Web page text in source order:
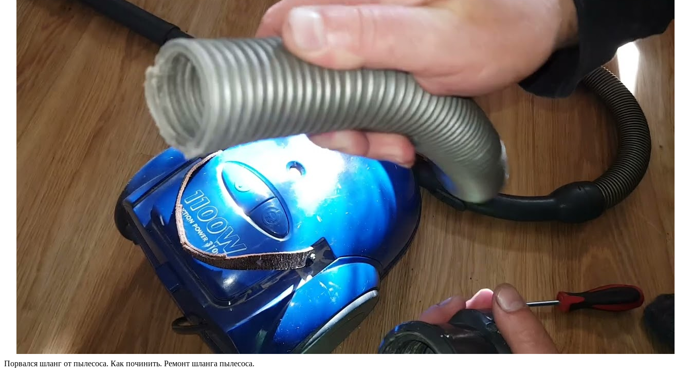
Порвался шланг от пылесоса. Как починить. Ремонт шланга пылесоса.